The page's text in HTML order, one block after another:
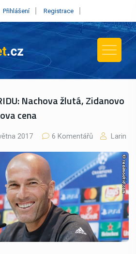
Přihlášení Registrace
Nachova žlutá, Zidanovo
cena
2017 6 Komentářů Larin